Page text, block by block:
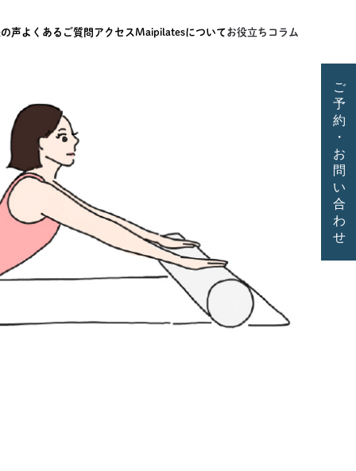
声よくあるご質問アクセス Maipilatesについてお役立ちコラム
ご
予
約
・
お
問
い
合
わ
せ